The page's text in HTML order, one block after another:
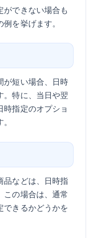
できない場合も
を挙げます。
が短い場合、日時
。特に、当日や翌
指定のオプショ
品などは、日時指
この場合は、通常
できるかどうかを